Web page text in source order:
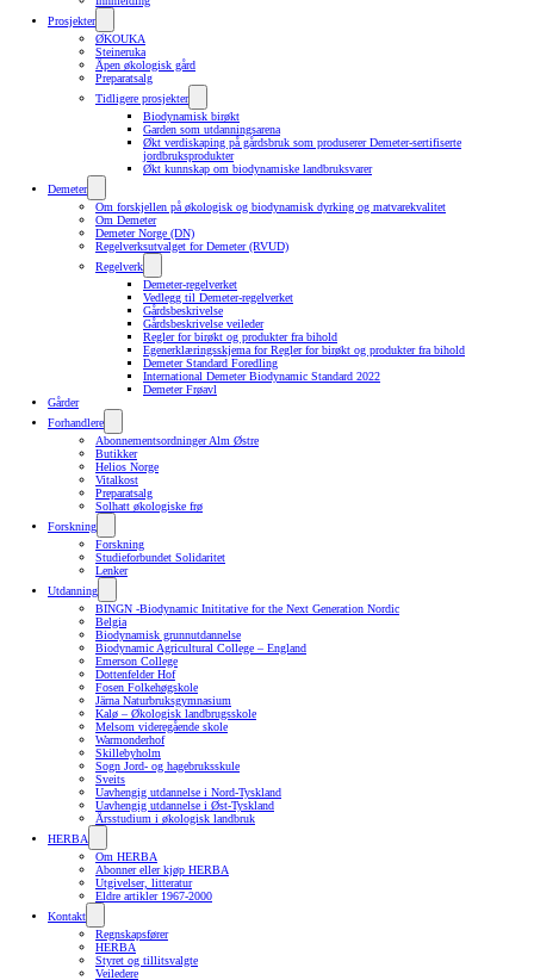
Prosjekter
ØKOUKA
Steineruka
Åpen økologisk gård
Preparatsalg
Tidligere prosjekter
Biodynamisk birøkt
Garden som utdanningsarena
Økt verdiskaping på gårdsbruk som produserer Demeter-sertifiserte
jordbruksprodukter
Økt kunnskap om biodynamiske landbruksvarer
Demeter
Om forskjellen på økologisk og biodynamisk dyrking og matvarekvalitet
Om Demeter
Demeter Norge (DN)
Regelverksutvalget for Demeter (RVUD)
Regelverk
Demeter-regelverket
Vedlegg til Demeter-regelverket
Gårdsbeskrivelse
Gårdsbeskrivelse veileder
Regler for birøkt og produkter fra bihold
Egenerklæringsskjema for Regler for birøkt og produkter fra bihold
Demeter Standard Foredling
International Demeter Biodynamic Standard 2022
Demeter Frøavl
Gårder
Forhandlere
Abonnementsordninger Alm Østre
Butikker
Helios Norge
Vitalkost
Preparatsalg
Solhatt økologiske frø
Forskning
Forskning
Studieforbundet Solidaritet
Lenker
Utdanning
BINGN -Biodynamic Inititative for the Next Generation Nordic
Belgia
Biodynamisk grunnutdannelse
Biodynamic Agricultural College – England
Emerson College
Dottenfelder Hof
Fosen Folkehøgskole
Järna Naturbruksgymnasium
Kalø – Økologisk landbrugsskole
Melsom videregående skole
Warmonderhof
Skillebyholm
Sogn Jord- og hagebruksskule
Sveits
Uavhengig utdannelse i Nord-Tyskland
Uavhengig utdannelse i Øst-Tyskland
Årsstudium i økologisk landbruk
HERBA
Om HERBA
Abonner eller kjøp HERBA
Utgivelser, litteratur
Eldre artikler 1967-2000
Kontakt
Regnskapsfører
HERBA
Styret og tillitsvalgte
Veiledere